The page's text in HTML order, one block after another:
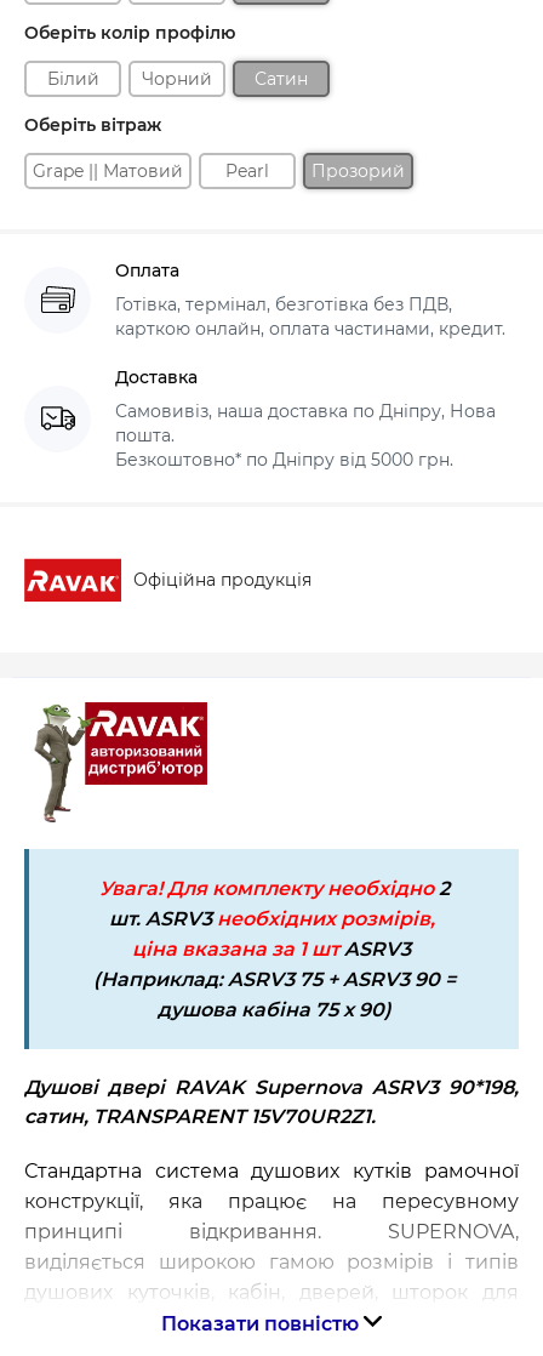
Оберіть колір профілю
Білий Чорний Сатин
Оберіть вітраж
Grape || Матовий Pearl Прозорий
Оплата
Готівка, термінал, безготівка без ПДВ,
карткою онлайн, оплата частинами, кредит.
Доставка
Самовивіз, наша доставка по Дніпру, Нова
пошта.
Безкоштовно* по Дніпру від 5000 грн.
Офіційна продукція
Увага! Для комплекту необхідно2
шт. ASRV3необхідних розмірів,
ціна вказана за 1 штASRV3
(Наприклад:ASRV3 75 +ASRV3 90=
душова кабіна 75 x 90)
Душові двері RAVAK Supernova ASRV3 90*198,
сатин, TRANSPARENT 15V70UR2Z1.
Стандартна система душових кутків рамочної
конструкції, яка працює на пересувному
принципі відкривання. SUPERNOVA,
виділяється широкою гамою розмірів і типів
душових куточків, кабін, дверей, шторок для
Показати повністю